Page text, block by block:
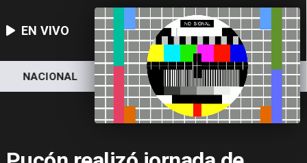
EN VIVO
NACIONAL DEPORTES ECONOMÍA